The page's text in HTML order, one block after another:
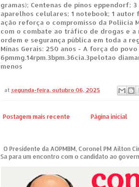
gramas); Centenas de pinos eppendorf;
aparelhos celulares; 1 notebook; 1 autor
ação reforça o compromisso da Políicia
com o combate ao tráfico de drogas e a
ordem e segurança pública em toda a
Minas Gerais: 250 anos - A força do
6pmmg.14rpm.3bpm.36cia.3pelotao
menos
at segunda-feira, outubro 06, 2025
Postagem mais recente Página inicial
O Presidente da AOPMBM, Coronel PM Ailton
Sa para um encontro com o candidato ao